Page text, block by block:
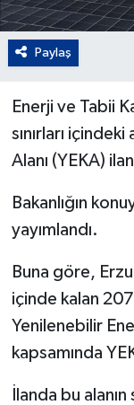
Paylaş
Enerji ve Tabii
sınırları
Alanı (YEKA)
Bakanlığın
yayımlandı.
Buna göre,
içinde kalan
Yenilenebilir
kapsamında
İlanda bu